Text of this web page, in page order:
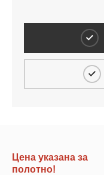
Цена указана за
полотно!